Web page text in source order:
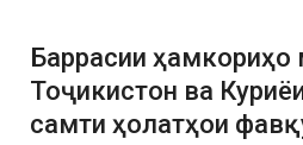
Баррасии ҳамкориҳо
Тоҷикистон ва
самти ҳолатҳои